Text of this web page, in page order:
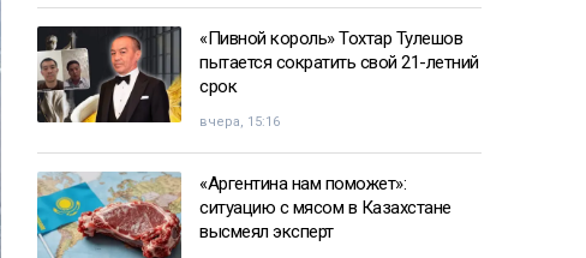
«Пивной король» Тохтар Тулешов
пытается сократить свой 21-летний
срок
вчера, 15:16
«Аргентина нам поможет»:
ситуацию с мясом в Казахстане
высмеял эксперт